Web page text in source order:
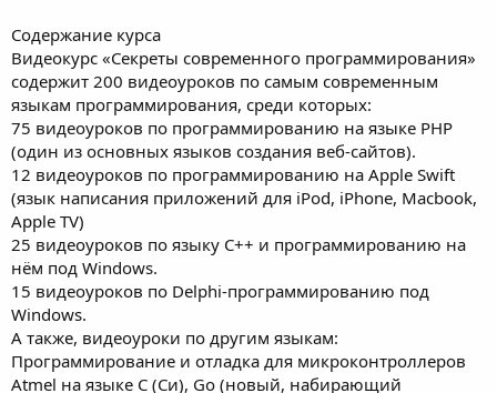
Содержание курса
Видеокурс «Секреты современного программирования»
содержит 200 видеоуроков по самым современным
языкам программирования, среди которых:
75 видеоуроков по программированию на языке PHP
(один из основных языков создания веб-сайтов).
12 видеоуроков по программированию на Apple Swift
(язык написания приложений для iPod, iPhone, Macbook,
Apple TV)
25 видеоуроков по языку С++ и программированию на
нём под Windows.
15 видеоуроков по Delphi-программированию под
Windows.
А также, видеоуроки по другим языкам:
Программирование и отладка для микроконтроллеров
Atmel на языке C (Си), Go (новый, набирающий